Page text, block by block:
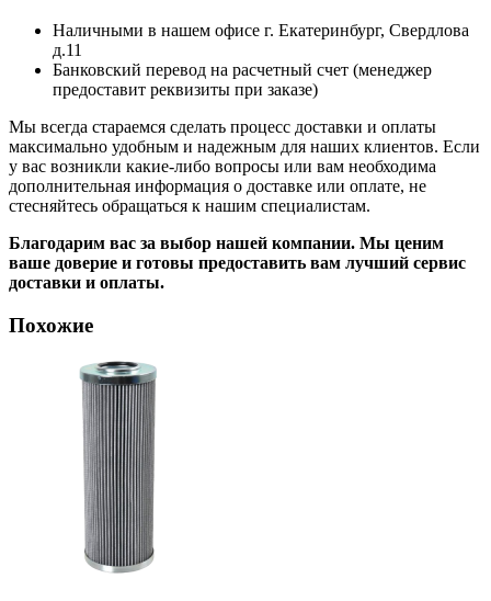
Наличными в нашем офисе г. Екатеринбург, Свердлова
д.11
Банковский перевод на расчетный счет (менеджер
предоставит реквизиты при заказе)
Мы всегда стараемся сделать процесс доставки и оплаты
максимально удобным и надежным для наших клиентов. Если
у вас возникли какие-либо вопросы или вам необходима
дополнительная информация о доставке или оплате, не
стесняйтесь обращаться к нашим специалистам.
Благодарим вас за выбор нашей компании. Мы ценим
ваше доверие и готовы предоставить вам лучший сервис
доставки и оплаты.
Похожие